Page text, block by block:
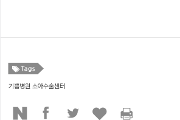
기쁨병원 소아수술센터